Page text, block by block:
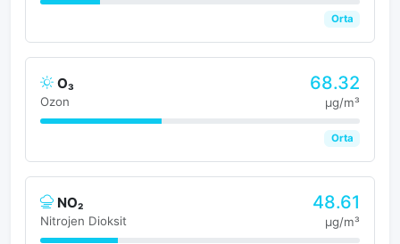
Orta
O₃
Ozon
68.32
μg/m³
Orta
NO₂
Nitrojen Dioksit
48.61
μg/m³